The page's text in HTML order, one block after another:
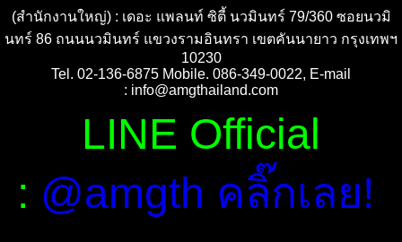
(สำนักงานใหญ่) : เดอะ แพลนท์ ซิตี้ นวมินทร์ 79/360 ซอยนวมิ
นทร์ 86 ถนนนวมินทร์ แขวงรามอินทรา เขตคันนายาว กรุงเทพฯ
10230
Tel. 02-136-6875 Mobile. 086-349-0022, E-mail
: info@amgthailand.com
LINE Official
: @amgth คลิ๊กเลย!